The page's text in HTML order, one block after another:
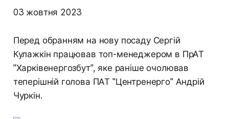
03 жовтня 2023
Перед обранням на нову посаду Сергій
Кулажкін працював топ-менеджером в ПрАТ
"Харківенергозбут", яке раніше очолював
теперішній голова ПАТ "Центренерго" Андрій
Чуркін.